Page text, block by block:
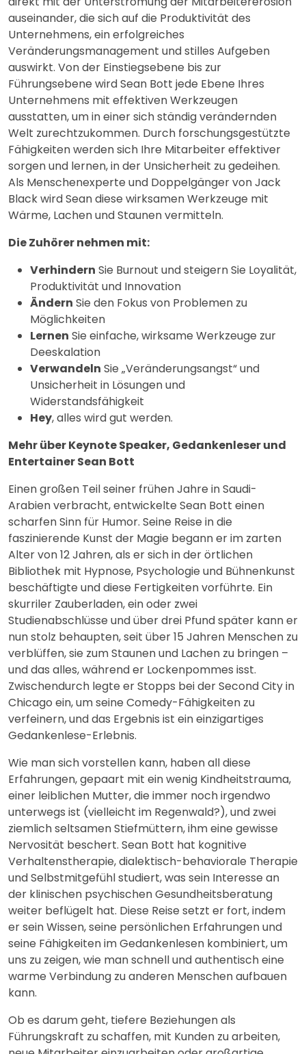
auseinander, die sich auf die Produktivität des
Unternehmens, ein erfolgreiches
Veränderungsmanagement und stilles Aufgeben
auswirkt. Von der Einstiegsebene bis zur
Führungsebene wird Sean Bott jede Ebene Ihres
Unternehmens mit effektiven Werkzeugen
ausstatten, um in einer sich ständig verändernden
Welt zurechtzukommen. Durch forschungsgestützte
Fähigkeiten werden sich Ihre Mitarbeiter effektiver
sorgen und lernen, in der Unsicherheit zu gedeihen.
Als Menschenexperte und Doppelgänger von Jack
Black wird Sean diese wirksamen Werkzeuge mit
Wärme, Lachen und Staunen vermitteln.
Die Zuhörer nehmen mit:
Verhindern Sie Burnout und steigern Sie Loyalität,
Produktivität und Innovation
Ändern Sie den Fokus von Problemen zu
Möglichkeiten
Lernen Sie einfache, wirksame Werkzeuge zur
Deeskalation
Verwandeln Sie „Veränderungsangst“ und
Unsicherheit in Lösungen und
Widerstandsfähigkeit
Hey, alles wird gut werden.
Mehr über Keynote Speaker, Gedankenleser und
Entertainer Sean Bott
Einen großen Teil seiner frühen Jahre in Saudi-
Arabien verbracht, entwickelte Sean Bott einen
scharfen Sinn für Humor. Seine Reise in die
faszinierende Kunst der Magie begann er im zarten
Alter von 12 Jahren, als er sich in der örtlichen
Bibliothek mit Hypnose, Psychologie und Bühnenkunst
beschäftigte und diese Fertigkeiten vorführte. Ein
skurriler Zauberladen, ein oder zwei
Studienabschlüsse und über drei Pfund später kann er
nun stolz behaupten, seit über 15 Jahren Menschen zu
verblüffen, sie zum Staunen und Lachen zu bringen –
und das alles, während er Lockenpommes isst.
Zwischendurch legte er Stopps bei der Second City in
Chicago ein, um seine Comedy-Fähigkeiten zu
verfeinern, und das Ergebnis ist ein einzigartiges
Gedankenlese-Erlebnis.
Wie man sich vorstellen kann, haben all diese
Erfahrungen, gepaart mit ein wenig Kindheitstrauma,
einer leiblichen Mutter, die immer noch irgendwo
unterwegs ist (vielleicht im Regenwald?), und zwei
ziemlich seltsamen Stiefmüttern, ihm eine gewisse
Nervosität beschert. Sean Bott hat kognitive
Verhaltenstherapie, dialektisch-behaviorale Therapie
und Selbstmitgefühl studiert, was sein Interesse an
der klinischen psychischen Gesundheitsberatung
weiter beflügelt hat. Diese Reise setzt er fort, indem
er sein Wissen, seine persönlichen Erfahrungen und
seine Fähigkeiten im Gedankenlesen kombiniert, um
uns zu zeigen, wie man schnell und authentisch eine
warme Verbindung zu anderen Menschen aufbauen
kann.
Ob es darum geht, tiefere Beziehungen als
Führungskraft zu schaffen, mit Kunden zu arbeiten,